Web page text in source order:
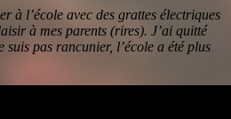
à l’école avec des grattes électriques
à mes parents (rires). J’ai quitté
suis pas rancunier, l’école a été plus